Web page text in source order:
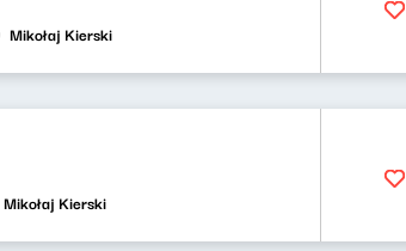
Mikołaj Kierski
Mikołaj Kierski